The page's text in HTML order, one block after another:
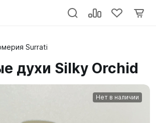
Surrati
духи Silky Orchid
Нет в наличии